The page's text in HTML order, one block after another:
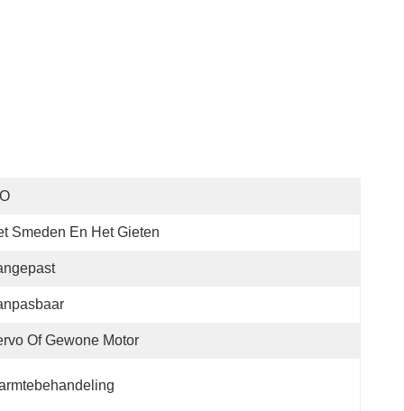
Smeden En Het Gieten
Of Gewone Motor